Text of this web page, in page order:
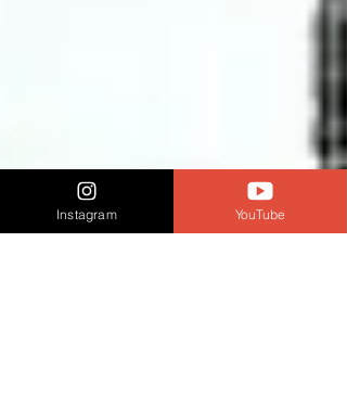
Instagram YouTube